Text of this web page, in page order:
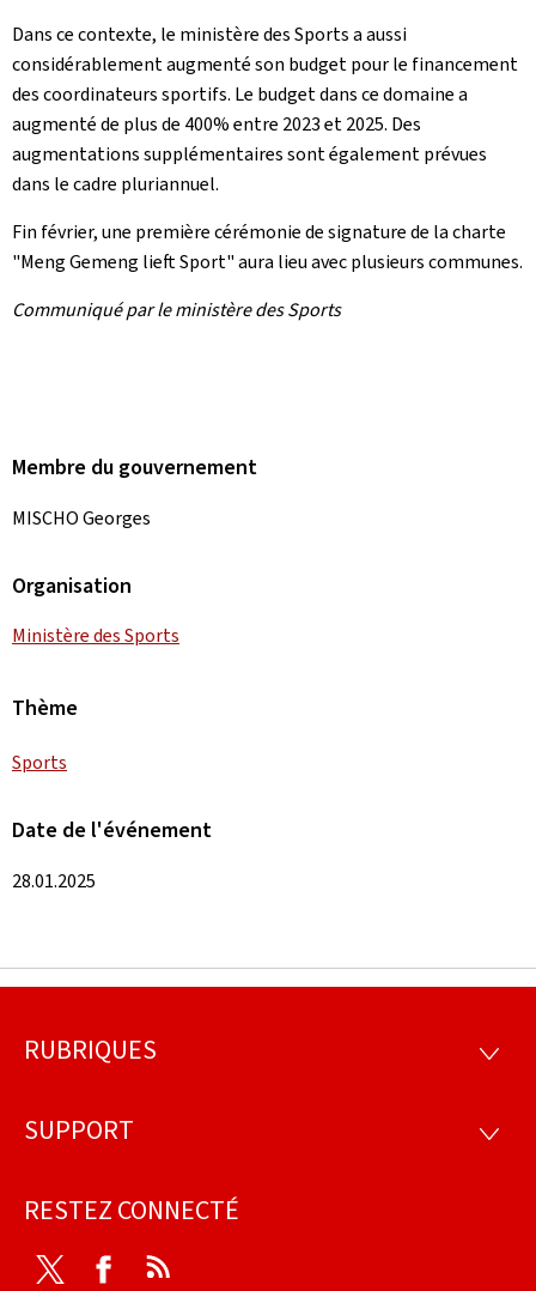
Dans ce contexte, le ministère des Sports a aussi
considérablement augmenté son budget pour le financement
des coordinateurs sportifs. Le budget dans ce domaine a
augmenté de plus de 400% entre 2023 et 2025. Des
augmentations supplémentaires sont également prévues
dans le cadre pluriannuel.
Fin février, une première cérémonie de signature de la charte
"Meng Gemeng lieft Sport" aura lieu avec plusieurs communes.
Communiqué par le ministère des Sports
Membre du gouvernement
MISCHO Georges
Organisation
Ministère des Sports
Thème
Sports
Date de l'événement
28.01.2025
Pied
page
RUBRIQUES
SUPPORT
RESTEZ CONNECTÉ
Twitter Facebook